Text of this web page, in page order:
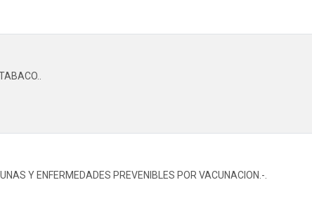
Y ENFERMEDADES PREVENIBLES POR VACUNACION.-.